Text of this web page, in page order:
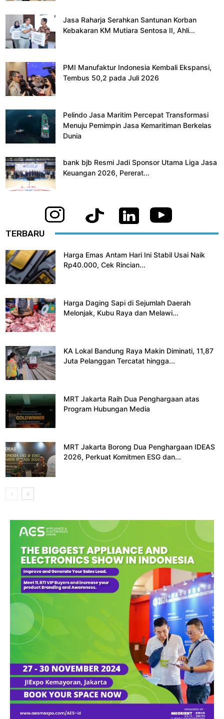
Jasa Raharja Serahkan Santunan Korban
Kebakaran KM Mutiara Sentosa II, Ahli...
PMI Manufaktur Indonesia Kembali Ekspansi,
Tembus 50,2 pada Juli 2026
Pelindo Jasa Maritim Percepat Transformasi
Menuju Pemimpin Jasa Kemaritiman Berkelas
Dunia
bank bjb Resmi Jadi Sponsor Utama Liga Jasa
Keuangan 2026, Pererat...
TERBARU
Harga Emas Antam Hari Ini Stabil Usai Naik
Rp40.000, Cek Rincian...
Harga Daging Sapi di Sejumlah Daerah
Melonjak, Kubu Raya dan Melawi...
KA Lokal Bandung Raya Makin Diminati, 11,87
Juta Pelanggan Tercatat hingga...
MRT Jakarta Raih Dua Penghargaan atas
Program Hubungan Media
MRT Jakarta Borong Dua Penghargaan IDEAS
2026, Perkuat Komitmen ESG dan...